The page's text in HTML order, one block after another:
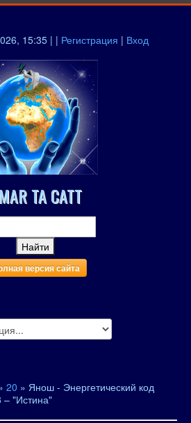
15:35 | | Регистрация | Вход
TA CATT
версия сайта
20 » Янош - Энергетический код
– "Истина"